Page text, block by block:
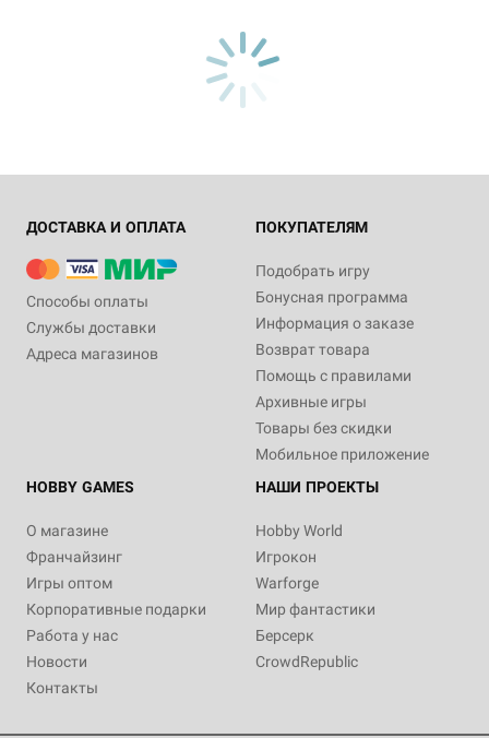
ДОСТАВКА И ОПЛАТА
Способы оплаты
Службы доставки
Адреса магазинов
ПОКУПАТЕЛЯМ
Подобрать игру
Бонусная программа
Информация о заказе
Возврат товара
Помощь с правилами
Архивные игры
Товары без скидки
Мобильное приложение
HOBBY GAMES
О магазине
Франчайзинг
Игры оптом
Корпоративные подарки
Работа у нас
Новости
Контакты
НАШИ ПРОЕКТЫ
Hobby World
Игрокон
Warforge
Мир фантастики
Берсерк
CrowdRepublic